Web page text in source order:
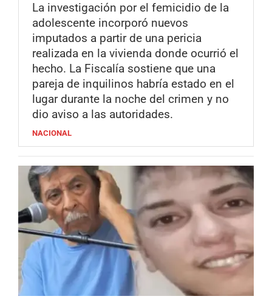
La investigación por el femicidio de la
adolescente incorporó nuevos
imputados a partir de una pericia
realizada en la vivienda donde ocurrió el
hecho. La Fiscalía sostiene que una
pareja de inquilinos habría estado en el
lugar durante la noche del crimen y no
dio aviso a las autoridades.
NACIONAL